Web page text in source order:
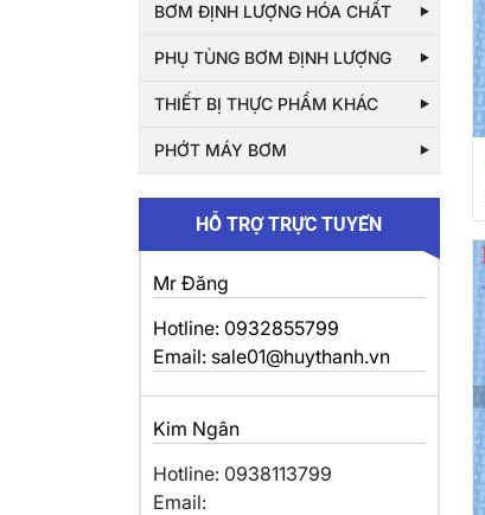
BƠM ĐỊNH LƯỢNG HÓA CHẤT
PHỤ TÙNG BƠM ĐỊNH LƯỢNG
THIẾT BỊ THỰC PHẨM KHÁC
PHỚT MÁY BƠM
HỖ TRỢ TRỰC TUYẾN
Mr Đăng
Hotline: 0932855799
Email: sale01@huythanh.vn
Kim Ngân
Hotline: 0938113799
Email: